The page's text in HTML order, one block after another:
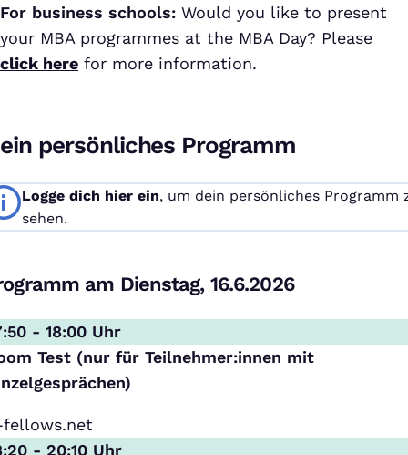
For business schools: Would you like to present
your MBA programmes at the MBA Day? Please
click here for more information.
persönliches Programm
Logge dich hier ein, um dein persönliches Programm
sehen.
am Dienstag, 16.6.2026
- 18:00 Uhr
Test (nur für Teilnehmer:innen mit
- 20:10 Uhr